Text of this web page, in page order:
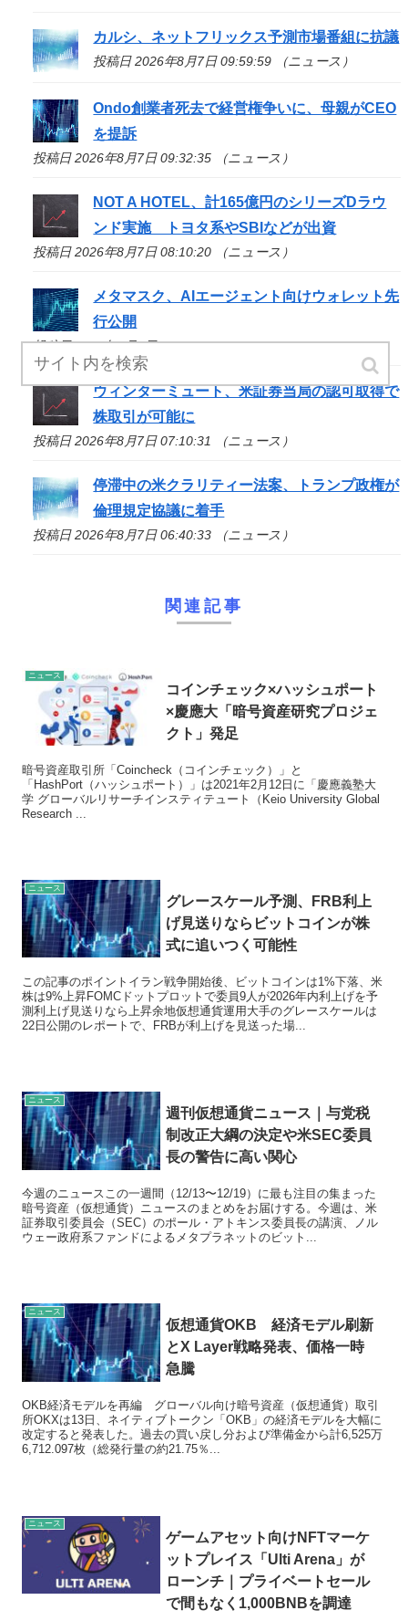
カルシ、ネットフリックス予測市場番組に抗議
投稿日 2026年8月7日 09:59:59 （ニュース）
Ondo創業者死去で経営権争いに、母親がCEO
を提訴
投稿日 2026年8月7日 09:32:35 （ニュース）
NOT A HOTEL、計165億円のシリーズDラウ
ンド実施 トヨタ系やSBIなどが出資
投稿日 2026年8月7日 08:10:20 （ニュース）
メタマスク、AIエージェント向けウォレット先
行公開
投稿日 2026年8月7日 07:55:29 （ニュース）
ウィンターミュート、米証券当局の認可取得で
株取引が可能に
投稿日 2026年8月7日 07:10:31 （ニュース）
停滞中の米クラリティー法案、トランプ政権が
倫理規定協議に着手
投稿日 2026年8月7日 06:40:33 （ニュース）
関連記事
ニュース
コインチェック×ハッシュポート
×慶應大「暗号資産研究プロジェ
クト」発足
暗号資産取引所「Coincheck（コインチェック）」と
「HashPort（ハッシュポート）」は2021年2月12日に「慶應義塾大
学 グローバルリサーチインスティテュート（Keio University Global
Research ...
ニュース
グレースケール予測、FRB利上
げ見送りならビットコインが株
式に追いつく可能性
この記事のポイントイラン戦争開始後、ビットコインは1%下落、米
株は9%上昇FOMCドットプロットで委員9人が2026年内利上げを予
測利上げ見送りなら上昇余地仮想通貨運用大手のグレースケールは
22日公開のレポートで、FRBが利上げを見送った場...
ニュース
週刊仮想通貨ニュース｜与党税
制改正大綱の決定や米SEC委員
長の警告に高い関心
今週のニュースこの一週間（12/13〜12/19）に最も注目の集まった
暗号資産（仮想通貨）ニュースのまとめをお届けする。今週は、米
証券取引委員会（SEC）のポール・アトキンス委員長の講演、ノル
ウェー政府系ファンドによるメタプラネットのビット...
ニュース
仮想通貨OKB 経済モデル刷新
とX Layer戦略発表、価格一時
急騰
OKB経済モデルを再編 グローバル向け暗号資産（仮想通貨）取引
所OKXは13日、ネイティブトークン「OKB」の経済モデルを大幅に
改定すると発表した。過去の買い戻し分および準備金から計6,525万
6,712.097枚（総発行量の約21.75％...
ニュース
ゲームアセット向けNFTマーケ
ットプレイス「Ulti Arena」が
ローンチ｜プライベートセール
で間もなく1,000BNBを調達